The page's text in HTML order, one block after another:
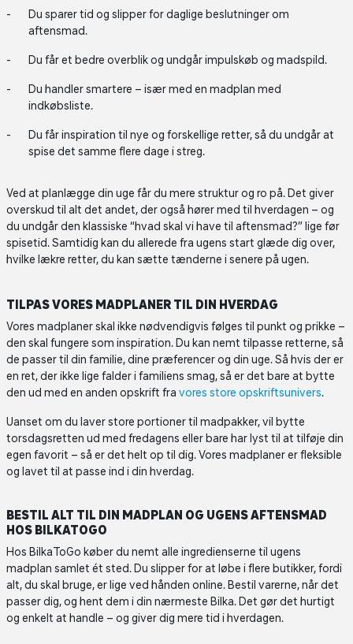
Du sparer tid og slipper for daglige beslutninger om
aftensmad.
Du får et bedre overblik og undgår impulskøb og madspild.
Du handler smartere – især med en madplan med
indkøbsliste.
Du får inspiration til nye og forskellige retter, så du undgår at
spise det samme flere dage i streg.
Ved at planlægge din uge får du mere struktur og ro på. Det giver
overskud til alt det andet, der også hører med til hverdagen – og
du undgår den klassiske “hvad skal vi have til aftensmad?” lige før
spisetid. Samtidig kan du allerede fra ugens start glæde dig over,
hvilke lækre retter, du kan sætte tænderne i senere på ugen.
TILPAS VORES MADPLANER TIL DIN HVERDAG
Vores madplaner skal ikke nødvendigvis følges til punkt og prikke –
den skal fungere som inspiration. Du kan nemt tilpasse retterne, så
de passer til din familie, dine præferencer og din uge. Så hvis der er
en ret, der ikke lige falder i familiens smag, så er det bare at bytte
den ud med en anden opskrift fra vores store opskriftsunivers.
Uanset om du laver store portioner til madpakker, vil bytte
torsdagsretten ud med fredagens eller bare har lyst til at tilføje din
egen favorit – så er det helt op til dig. Vores madplaner er fleksible
og lavet til at passe ind i din hverdag.
BESTIL ALT TIL DIN MADPLAN OG UGENS AFTENSMAD
HOS BILKATOGO
Hos BilkaToGo køber du nemt alle ingredienserne til ugens
madplan samlet ét sted. Du slipper for at løbe i flere butikker, fordi
alt, du skal bruge, er lige ved hånden online. Bestil varerne, når det
passer dig, og hent dem i din nærmeste Bilka. Det gør det hurtigt
og enkelt at handle – og giver dig mere tid i hverdagen.